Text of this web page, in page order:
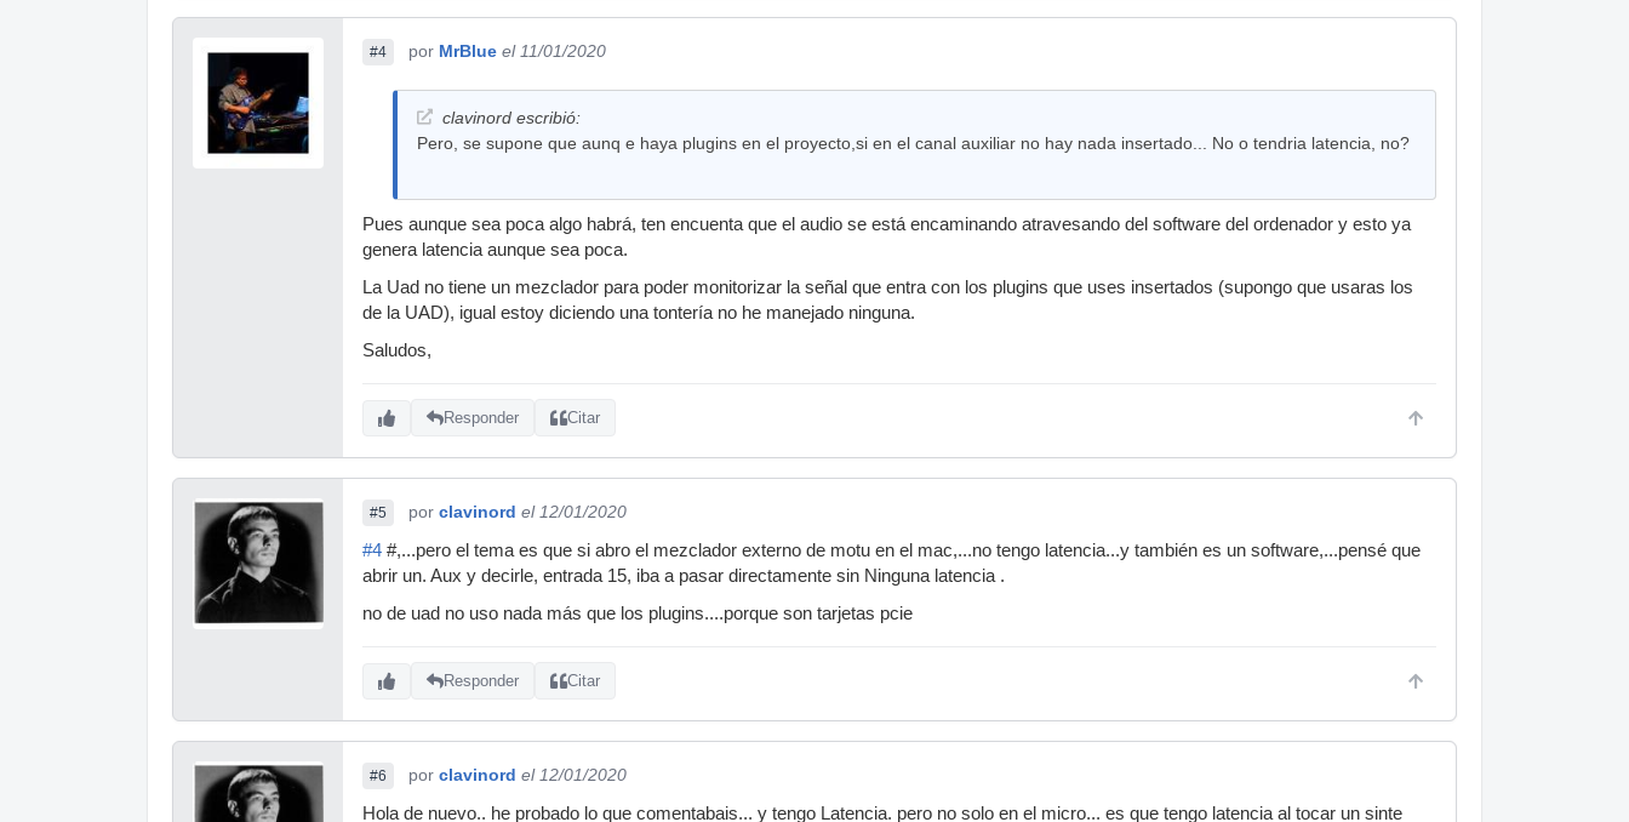
#4 por MrBlue el 11/01/2020
clavinord escribió:
Pero, se supone que aunq e haya plugins en el proyecto,si en el canal auxiliar no hay nada insertado... No o tendria latencia, no?
Pues aunque sea poca algo habrá, ten encuenta que el audio se está encaminando atravesando del software del ordenador y esto ya
genera latencia aunque sea poca.
La Uad no tiene un mezclador para poder monitorizar la señal que entra con los plugins que uses insertados (supongo que usaras los
de la UAD), igual estoy diciendo una tontería no he manejado ninguna.
Saludos,
Responder Citar
#5 por clavinord el 12/01/2020
#4 #,...pero el tema es que si abro el mezclador externo de motu en el mac,...no tengo latencia...y también es un software,...pensé que
abrir un. Aux y decirle, entrada 15, iba a pasar directamente sin Ninguna latencia .
no de uad no uso nada más que los plugins....porque son tarjetas pcie
Responder Citar
#6 por clavinord el 12/01/2020
Hola de nuevo.. he probado lo que comentabais... y tengo Latencia. pero no solo en el micro... es que tengo latencia al tocar un sinte